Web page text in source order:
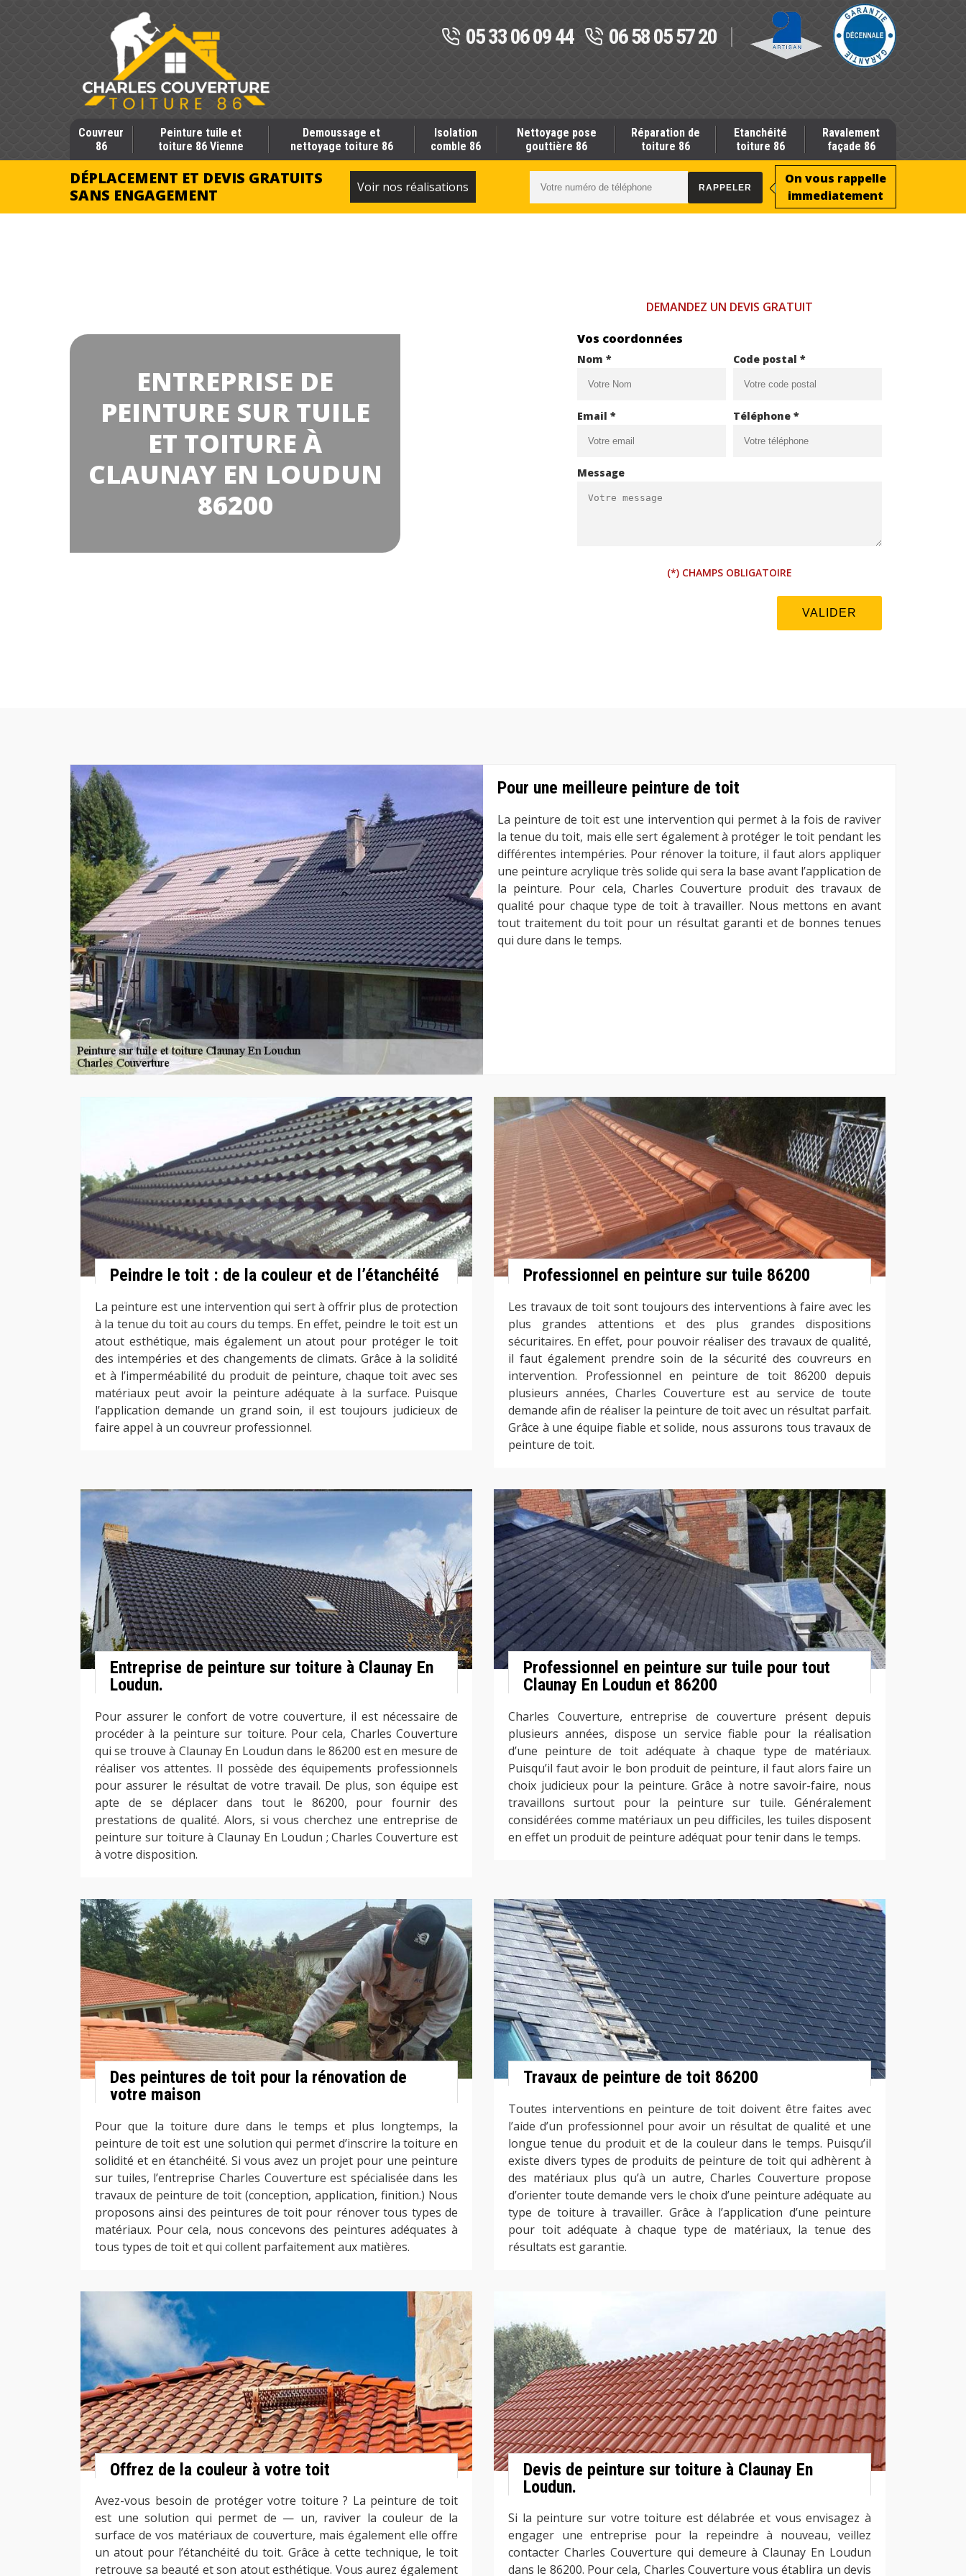
05 33 06 09 44 06 58 05 57 20
Couvreur
86
Peinture tuile et
toiture 86 Vienne
Demoussage et
nettoyage toiture 86
Isolation
comble 86
Nettoyage pose
gouttière 86
Réparation de
toiture 86
Etanchéité
toiture 86
Ravalement
façade 86
DÉPLACEMENT ET DEVIS GRATUITS
SANS ENGAGEMENT
Voir nos réalisations
On vous rappelle
immediatement
ENTREPRISE DE
PEINTURE SUR TUILE
ET TOITURE À
CLAUNAY EN LOUDUN
86200
DEMANDEZ UN DEVIS GRATUIT
Vos coordonnées
Nom * Code postal *
Email * Téléphone *
Message
(*) CHAMPS OBLIGATOIRE
Pour une meilleure peinture de toit
La peinture de toit est une intervention qui permet à la fois de raviver
la tenue du toit, mais elle sert également à protéger le toit pendant les
différentes intempéries. Pour rénover la toiture, il faut alors appliquer
une peinture acrylique très solide qui sera la base avant l’application de
la peinture. Pour cela, Charles Couverture produit des travaux de
qualité pour chaque type de toit à travailler. Nous mettons en avant
tout traitement du toit pour un résultat garanti et de bonnes tenues
qui dure dans le temps.
Peindre le toit : de la couleur et de l’étanchéité
La peinture est une intervention qui sert à offrir plus de protection
à la tenue du toit au cours du temps. En effet, peindre le toit est un
atout esthétique, mais également un atout pour protéger le toit
des intempéries et des changements de climats. Grâce à la solidité
et à l’imperméabilité du produit de peinture, chaque toit avec ses
matériaux peut avoir la peinture adéquate à la surface. Puisque
l’application demande un grand soin, il est toujours judicieux de
faire appel à un couvreur professionnel.
Professionnel en peinture sur tuile 86200
Les travaux de toit sont toujours des interventions à faire avec les
plus grandes attentions et des plus grandes dispositions
sécuritaires. En effet, pour pouvoir réaliser des travaux de qualité,
il faut également prendre soin de la sécurité des couvreurs en
intervention. Professionnel en peinture de toit 86200 depuis
plusieurs années, Charles Couverture est au service de toute
demande afin de réaliser la peinture de toit avec un résultat parfait.
Grâce à une équipe fiable et solide, nous assurons tous travaux de
peinture de toit.
Entreprise de peinture sur toiture à Claunay En
Loudun.
Pour assurer le confort de votre couverture, il est nécessaire de
procéder à la peinture sur toiture. Pour cela, Charles Couverture
qui se trouve à Claunay En Loudun dans le 86200 est en mesure de
réaliser vos attentes. Il possède des équipements professionnels
pour assurer le résultat de votre travail. De plus, son équipe est
apte de se déplacer dans tout le 86200, pour fournir des
prestations de qualité. Alors, si vous cherchez une entreprise de
peinture sur toiture à Claunay En Loudun ; Charles Couverture est
à votre disposition.
Professionnel en peinture sur tuile pour tout
Claunay En Loudun et 86200
Charles Couverture, entreprise de couverture présent depuis
plusieurs années, dispose un service fiable pour la réalisation
d’une peinture de toit adéquate à chaque type de matériaux.
Puisqu’il faut avoir le bon produit de peinture, il faut alors faire un
choix judicieux pour la peinture. Grâce à notre savoir-faire, nous
travaillons surtout pour la peinture sur tuile. Généralement
considérées comme matériaux un peu difficiles, les tuiles disposent
en effet un produit de peinture adéquat pour tenir dans le temps.
Des peintures de toit pour la rénovation de
votre maison
Pour que la toiture dure dans le temps et plus longtemps, la
peinture de toit est une solution qui permet d’inscrire la toiture en
solidité et en étanchéité. Si vous avez un projet pour une peinture
sur tuiles, l’entreprise Charles Couverture est spécialisée dans les
travaux de peinture de toit (conception, application, finition.) Nous
proposons ainsi des peintures de toit pour rénover tous types de
matériaux. Pour cela, nous concevons des peintures adéquates à
tous types de toit et qui collent parfaitement aux matières.
Travaux de peinture de toit 86200
Toutes interventions en peinture de toit doivent être faites avec
l’aide d’un professionnel pour avoir un résultat de qualité et une
longue tenue du produit et de la couleur dans le temps. Puisqu’il
existe divers types de produits de peinture de toit qui adhèrent à
des matériaux plus qu’à un autre, Charles Couverture propose
d’orienter toute demande vers le choix d’une peinture adéquate au
type de toiture à travailler. Grâce à l’application d’une peinture
pour toit adéquate à chaque type de matériaux, la tenue des
résultats est garantie.
Offrez de la couleur à votre toit
Avez-vous besoin de protéger votre toiture ? La peinture de toit
est une solution qui permet de — un, raviver la couleur de la
surface de vos matériaux de couverture, mais également elle offre
un atout pour l’étanchéité du toit. Grâce à cette technique, le toit
retrouve sa beauté et son atout esthétique. Vous aurez également
Devis de peinture sur toiture à Claunay En
Loudun.
Si la peinture sur votre toiture est délabrée et vous envisagez à
engager une entreprise pour la repeindre à nouveau, veillez
contacter Charles Couverture qui demeure à Claunay En Loudun
dans le 86200. Pour cela, Charles Couverture vous établira un devis